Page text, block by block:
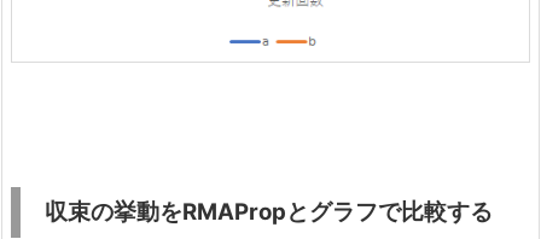
収束の挙動をRMAPropとグラフで比較する